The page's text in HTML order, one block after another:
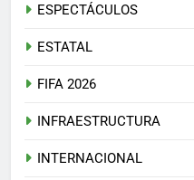
ESPECTÁCULOS
ESTATAL
FIFA 2026
INFRAESTRUCTURA
INTERNACIONAL